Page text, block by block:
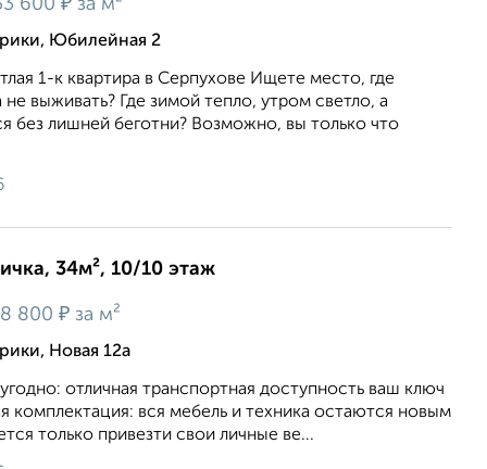
600 за м²
Юбилейная 2
1-к квартира в Серпухове Ищете место, где
выживать? Где зимой тепло, утром светло, а
без лишней беготни? Возможно, вы только что
34м², 10/10 этаж
800 ₽ за м²
Новая 12а
отличная транспортная доступность ваш ключ
комплектация: вся мебель и техника остаются новым
только привезти свои личные ве...